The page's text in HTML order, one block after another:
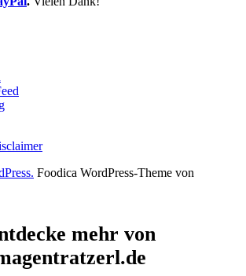
Foodica WordPress-Theme von
mehr von